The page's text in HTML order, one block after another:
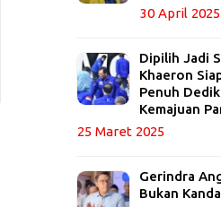
30 April 2025
Dipilih Jadi
Khaeron
Penuh
Kemajuan
25 Maret 2025
Gerindra
Bukan